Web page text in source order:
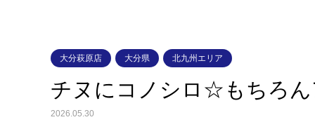
大分萩原店 大分県 北九州エリア
チヌにコノシロ☆もちろん
2026.05.30